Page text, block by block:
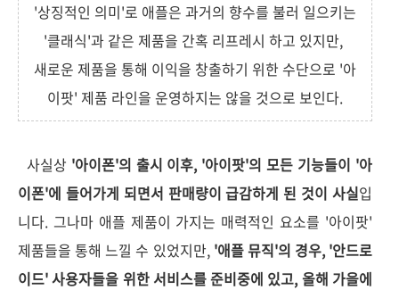
'상징적인 의미'로 애플은 과거의 향수를 불러 일으키는
'클래식'과 같은 제품을 간혹 리프레시 하고 있지만,
새로운 제품을 통해 이익을 창출하기 위한 수단으로 '아
이팟' 제품 라인을 운영하지는 않을 것으로 보인다.
사실상 '아이폰'의 출시 이후, '아이팟'의 모든 기능들이 '아
이폰'에 들어가게 되면서 판매량이 급감하게 된 것이 사실입
니다. 그나마 애플 제품이 가지는 매력적인 요소를 '아이팟'
제품들을 통해 느낄 수 있었지만, '애플 뮤직'의 경우, '안드로
이드' 사용자들을 위한 서비스를 준비중에 있고, 올해 가을에